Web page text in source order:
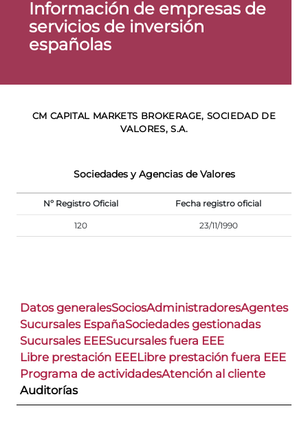
Información de empresas de
servicios de inversión
españolas
CM CAPITAL MARKETS BROKERAGE, SOCIEDAD DE
VALORES, S.A.
Sociedades y Agencias de Valores
Nº Registro Oficial Fecha registro oficial
120 23/11/1990
Datos generalesSociosAdministradoresAgentes
Sucursales EspañaSociedades gestionadas
Sucursales EEESucursales fuera EEE
Libre prestación EEELibre prestación fuera EEE
Programa de actividadesAtención al cliente
Auditorías